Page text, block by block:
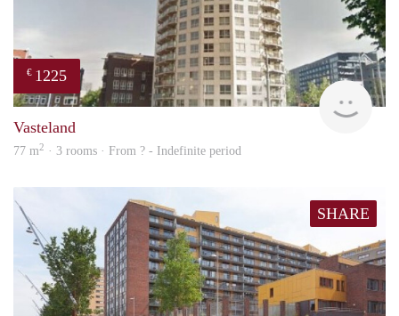
€ 1225
Vasteland
77 m2 · 3 rooms · From ? - Indefinite period
SHARE